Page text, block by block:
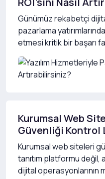
Günümüz rekabetçi
pazarlama
etmesi kritik bir başarı
Kurumsal Web
Güvenliği Kontrol
Kurumsal web siteleri
tanıtım platformu değil,
dijital operasyonlarının